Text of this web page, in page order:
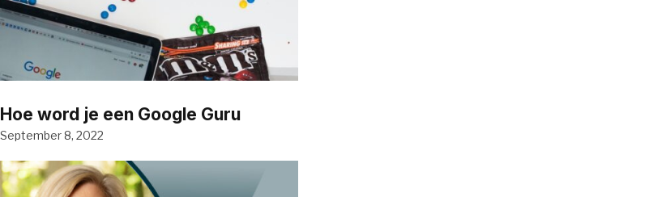
Hoe word je een Google Guru
September 8, 2022